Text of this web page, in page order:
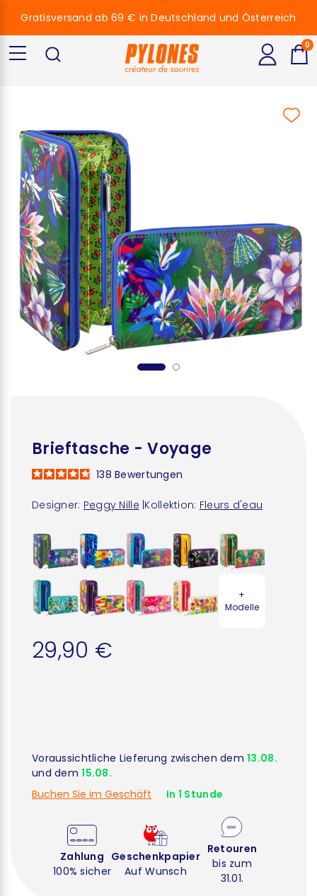
Brieftasche - Voyage
Designer: Peggy Nille Kollektion: Fleurs d'eau
138Bewertungen
+
Modelle
29,90 €
Voraussichtliche Lieferung zwischen dem13.08.
und dem15.08.
Buchen Sie im Geschäft
In 1 Stunde
Zahlung
100% sicher
Geschenkpapier
Auf Wunsch
Retouren
bis zum
31.01.
Gratisversand ab 69 € in Deutschland und Österreich
0